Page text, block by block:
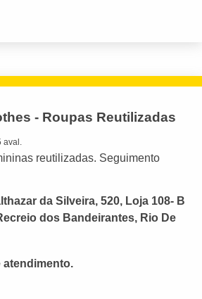
- Roupas Reutilizadas
aval.
reutilizadas. Seguimento
da Silveira, 520, Loja 108- B
dos Bandeirantes, Rio De
atendimento.